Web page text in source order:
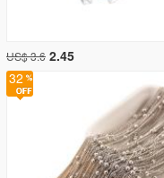
US$ 3.6 2.45
32